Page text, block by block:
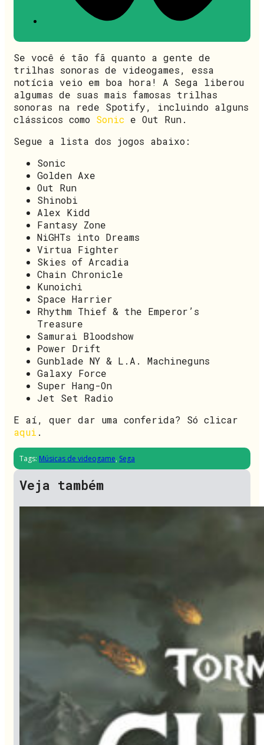
Se você é tão fã quanto a gente de
trilhas sonoras de videogames, essa
notícia veio em boa hora! A Sega liberou
algumas de suas mais famosas trilhas
sonoras na rede Spotify, incluindo alguns
clássicos como Sonic e Out Run.
Segue a lista dos jogos abaixo:
Sonic
Golden Axe
Out Run
Shinobi
Alex Kidd
Fantasy Zone
NiGHTs into Dreams
Virtua Fighter
Skies of Arcadia
Chain Chronicle
Kunoichi
Space Harrier
Rhythm Thief & the Emperor’s
Treasure
Samurai Bloodshow
Power Drift
Gunblade NY & L.A. Machineguns
Galaxy Force
Super Hang-On
Jet Set Radio
E aí, quer dar uma conferida? Só clicar
aqui .
Tags: Músicas de videogame, Sega
Veja também